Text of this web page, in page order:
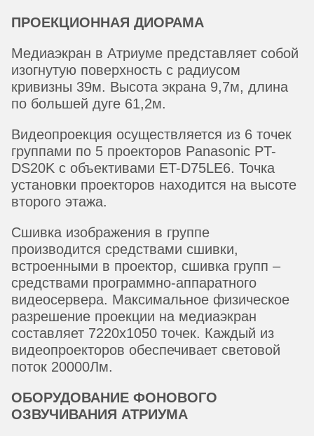
ПРОЕКЦИОННАЯ ДИОРАМА
Медиаэкран в Атриуме представляет собой
изогнутую поверхность с радиусом
кривизны 39м. Высота экрана 9,7м, длина
по большей дуге 61,2м.
Видеопроекция осуществляется из 6 точек
группами по 5 проекторов Panasonic PT-
DS20K с объективами ET-D75LE6. Точка
установки проекторов находится на высоте
второго этажа.
Сшивка изображения в группе
производится средствами сшивки,
встроенными в проектор, сшивка групп –
средствами программно-аппаратного
видеосервера. Максимальное физическое
разрешение проекции на медиаэкран
составляет 7220х1050 точек. Каждый из
видеопроекторов обеспечивает световой
поток 20000Лм.
ОБОРУДОВАНИЕ ФОНОВОГО
ОЗВУЧИВАНИЯ АТРИУМА